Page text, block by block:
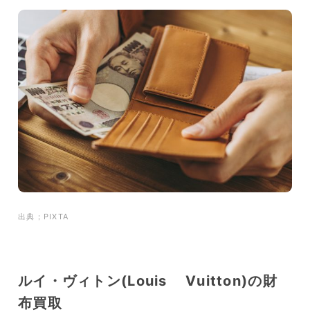
出典；PIXTA
ルイ・ヴィトン(Louis Vuitton)の財
布買取